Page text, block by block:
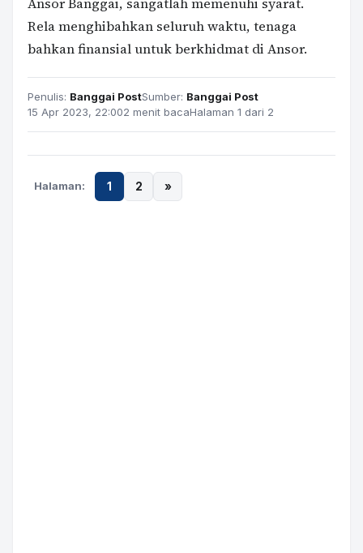
Rela menghibahkan seluruh waktu, tenaga
bahkan finansial untuk berkhidmat di Ansor.
Penulis: Banggai PostSumber: Banggai Post
15 Apr 2023, 22:002 menit bacaHalaman 1 dari 2
Halaman: 1 2 »